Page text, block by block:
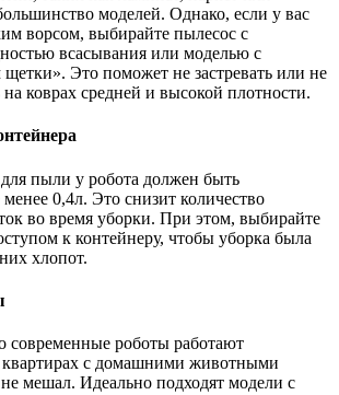
моделей. Однако, если у вас
ворсом, выбирайте пылесос с
всасывания или моделью с
Это поможет не застревать или не
коврах средней и высокой плотности.
пыли у робота должен быть
0,4л. Это снизит количество
во время уборки. При этом, выбирайте
к контейнеру, чтобы уборка была
хлопот.
современные роботы работают
квартирах с домашними животными
мешал. Идеально подходят модели с